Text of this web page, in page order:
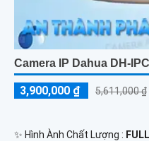
Camera IP Dahua DH-
3,900,000 ₫ 5,611,000 ₫
✨ Hình Ành Chất Lượng :